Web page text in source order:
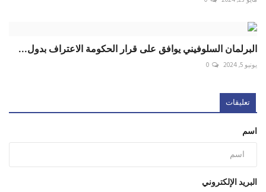
البرلمان السلوفيني يوافق على قرار الحكومة الاعتراف بدول...
يونيو 5, 2024 0
تعليقات
اسم
البريد الإلكتروني